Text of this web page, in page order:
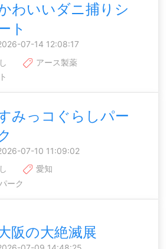
わいいダニ捕りシ
ト
07-14 12:08:17
アース製薬
みっコぐらしパー
07-10 11:09:02
愛知
ーク
阪の大絶滅展